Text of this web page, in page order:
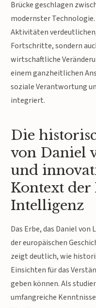
Brücke geschlagen
modernster
Aktivitäten
Fortschritte, sondern
wirtschaftliche
einem ganzheitlichen
soziale Verantwortung
integriert.
Die
von Daniel
und
Kontext
Intelligenz
Das Erbe, das Daniel
der europäischen
zeigt deutlich, wie
Einsichten für das
geben können. Als
umfangreiche